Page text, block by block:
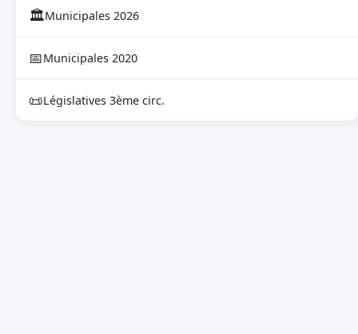
🏛Municipales 2026
📅Municipales 2020
📜Législatives 3ème circ.